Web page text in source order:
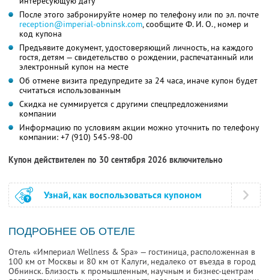
После этого забронируйте номер по телефону или по эл. почте
reception@imperial-obninsk.com,сообщите Ф. И. О.,номер и
код купона
Предъявите документ, удостоверяющий личность, на каждого
гостя, детям — свидетельство о рождении, распечатанный или
электронный купон на месте
Об отмене визита предупредите за 24 часа, иначе купон будет
считаться использованным
Скидка не суммируется с другими спецпредложениями
компании
Информацию по условиям акции можно уточнить по телефону
компании: +7 (910) 545-98-00
Купон действителен по 30 сентября 2026 включительно
Узнай, как воспользоваться купоном
ПОДРОБНЕЕ ОБ ОТЕЛЕ
Отель «Империал Wellness & Spa» — гостиница, расположенная в
100 км от Москвы и 80 км от Калуги, недалеко от въезда в город
Обнинск. Близость к промышленным, научным и бизнес-центрам